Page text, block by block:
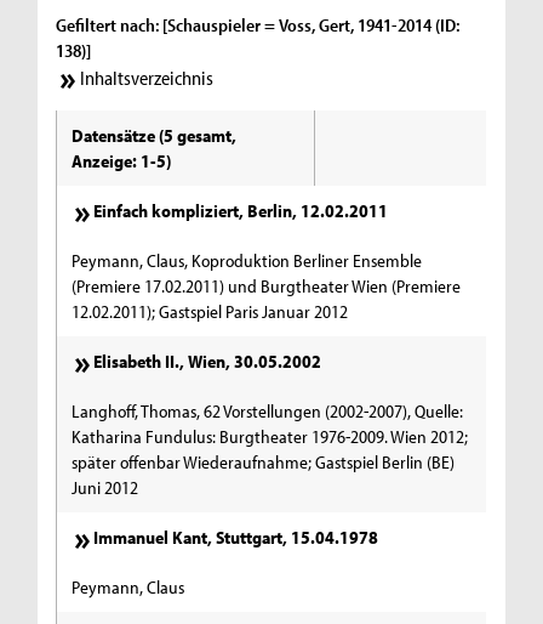
Gefiltert nach: [Schauspieler = Voss, Gert, 1941-2014 (ID:
138)]
Inhaltsverzeichnis
Datensätze (5 gesamt,
Anzeige: 1-5)
Einfach kompliziert, Berlin, 12.02.2011
Peymann, Claus, Koproduktion Berliner Ensemble
(Premiere 17.02.2011) und Burgtheater Wien (Premiere
12.02.2011); Gastspiel Paris Januar 2012
Elisabeth II., Wien, 30.05.2002
Langhoff, Thomas, 62 Vorstellungen (2002-2007), Quelle:
Katharina Fundulus: Burgtheater 1976-2009. Wien 2012;
später offenbar Wiederaufnahme; Gastspiel Berlin (BE)
Juni 2012
Immanuel Kant, Stuttgart, 15.04.1978
Peymann, Claus